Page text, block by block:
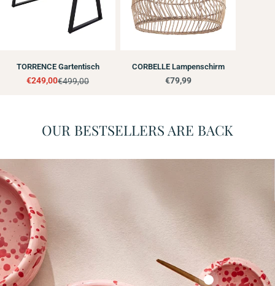
TORRENCE Gartentisch
Angebotspreis
€249,00Regulärer
€499,00
CORBELLE Lampenschirm
Regulärer
€79,99
OUR BESTSELLERS ARE BACK